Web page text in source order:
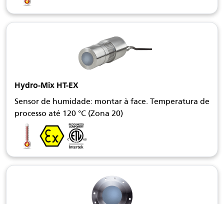
Hydro-Mix HT-EX
Sensor de humidade: montar à face. Temperatura de
processo até 120 °C (Zona 20)